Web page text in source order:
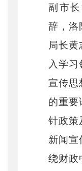
副市
辞，洛
局长
入学
宣传思
的重要
针政策
新闻宣
绕财政